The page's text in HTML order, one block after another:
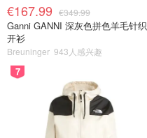
€167.99 €349.99
Ganni GANNI 深灰色拼色羊毛针织
开衫
Breuninger 943人感兴趣
7